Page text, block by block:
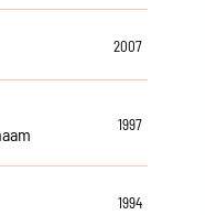
2007
1997
1994